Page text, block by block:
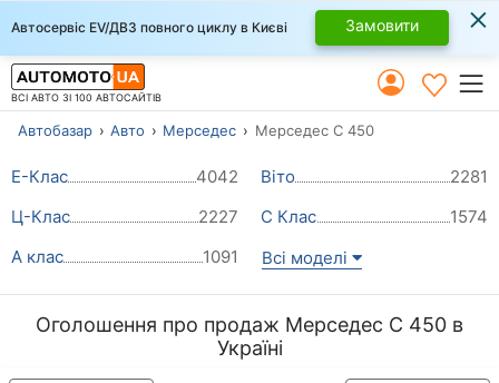
Автосервіс EV/ДВЗ повного циклу в Києві Замовити ×
ВСІ АВТО ЗІ 100 АВТОСАЙТІВ
Автобазар Авто Мерседес Мерседес С 450
Е-Клас 4042 Віто
2281
Ц-Клас
2227 С Клас
1574
А клас
1091 Всі моделі
Оголошення про продаж Мерседес С 450 в
Україні